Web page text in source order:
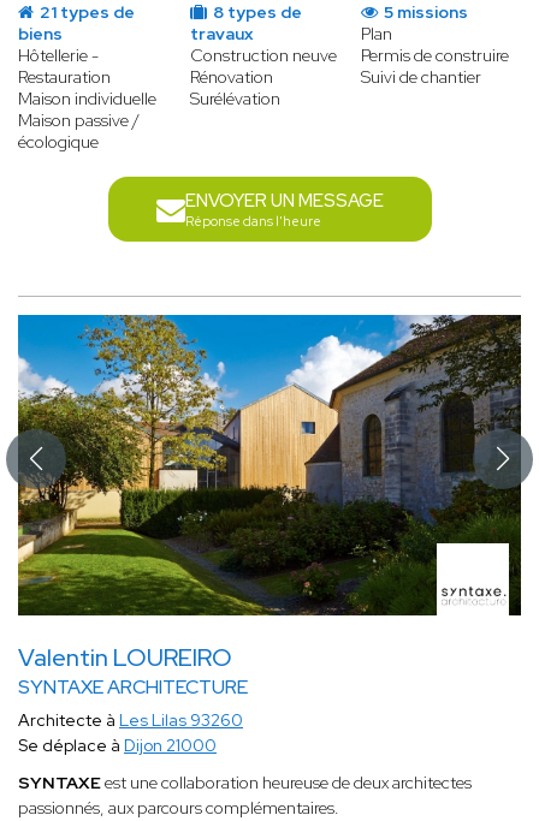
21 types de
biens
Hôtellerie -
Restauration
Maison individuelle
Maison passive /
écologique
8 types de
travaux
Construction neuve
Rénovation
Surélévation
5 missions
Plan
Permis de construire
Suivi de chantier
ENVOYER UN MESSAGE
Réponse dans l'heure
Valentin LOUREIRO
SYNTAXE ARCHITECTURE
Architecte à Les Lilas 93260
Se déplace à Dijon 21000
SYNTAXEest une collaboration heureuse de deux architectes
passionnés, aux parcours complémentaires.